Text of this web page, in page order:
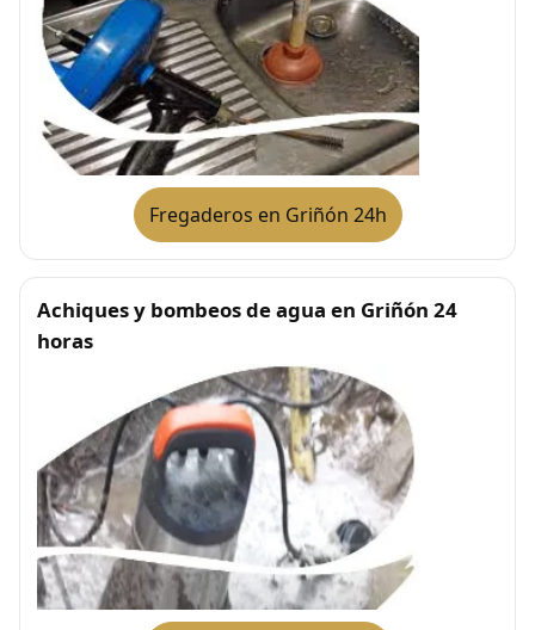
Fregaderos en Griñón 24h
Achiques y bombeos de agua en Griñón 24
horas